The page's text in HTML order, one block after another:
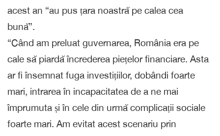
acest an “au pus țara noastră pe calea cea
bună”.
“Când am preluat guvernarea, România era pe
cale să piardă încrederea piețelor financiare. Asta
ar fi însemnat fuga investițiilor, dobândi foarte
mari, intrarea în incapacitatea de a ne mai
împrumuta și în cele din urmă complicații sociale
foarte mari. Am evitat acest scenariu prin